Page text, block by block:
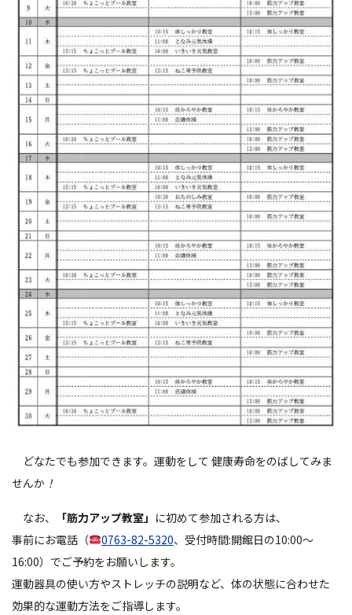
どなたでも参加できます。運動をして 健康寿命をのばしてみま
せんか ！
なお、 「筋力アップ教室」 に初めて参加される方は、
事前にお電話（
0763-82-5320、受付時間:開館日の10:00～
16:00）でご予約をお願いします。
運動器具の使い方やストレッチの説明など、体の状態に合わせた
効果的な運動方法をご指導します。